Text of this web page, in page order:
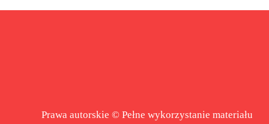
Prawa autorskie © Pełne wykorzystanie materiału